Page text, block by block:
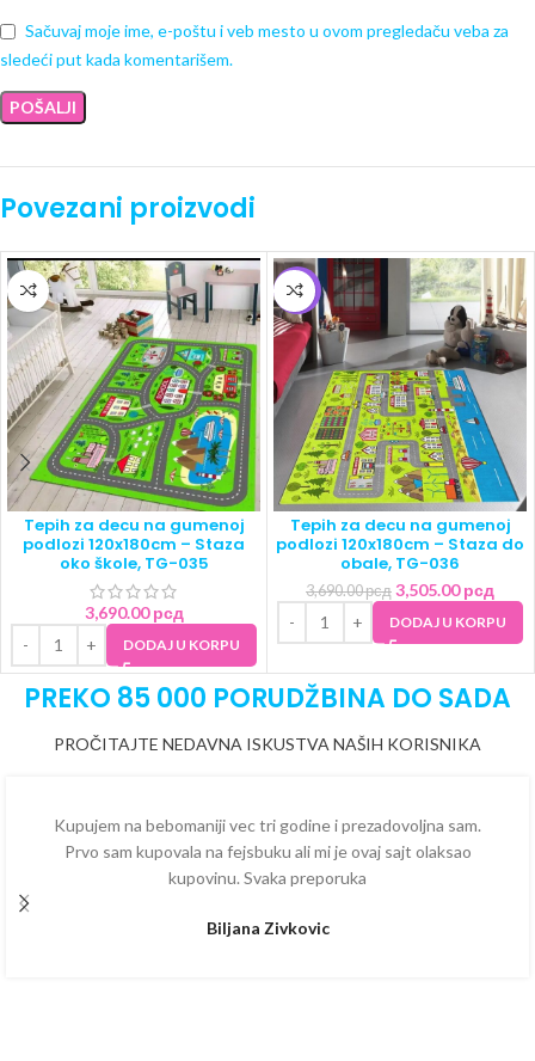
Sačuvaj moje ime, e-poštu i veb mesto u ovom pregledaču veba za
sledeći put kada komentarišem.
Povezani proizvodi
Tepih za decu na gumenoj
podlozi 120x180cm – Staza
oko škole, TG-035
3,690.00рсд
DODAJ U KORPU
-5%
Tepih za decu na gumenoj
podlozi 120x180cm – Staza do
obale, TG-036
3,690.00рсд 3,505.00рсд
DODAJ U KORPU
PREKO 85 000 PORUDŽBINA DO SADA
PROČITAJTE NEDAVNA ISKUSTVA NAŠIH KORISNIKA
Kupujem na bebomaniji vec tri godine i prezadovoljna sam.
Prvo sam kupovala na fejsbuku ali mi je ovaj sajt olaksao
kupovinu. Svaka preporuka
Biljana Zivkovic